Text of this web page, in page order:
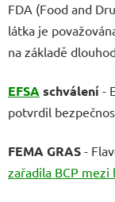
FDA (Food and
látka je
na základě
EFSA schválení -
potvrdil
FEMA GRAS -
zařadila BCP